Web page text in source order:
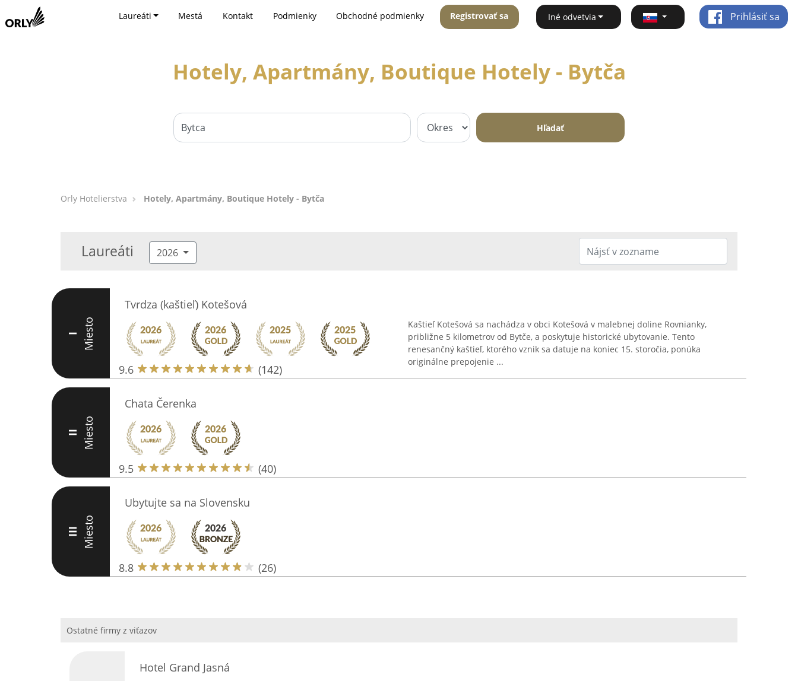
Laureáti Mestá Kontakt Podmienky Obchodné podmienky Registrovať sa Iné odvetvia Prihlásiť sa
Hotely, Apartmány, Boutique Hotely - Bytča
Hľadať
Orly Hotelierstva Hotely, Apartmány, Boutique Hotely - Bytča
Laureáti 2026
I Miesto
Tvrdza (kaštieľ) Kotešová
9.6 (142)
Kaštieľ Kotešová sa nachádza v obci Kotešová v malebnej doline Rovnianky,
približne 5 kilometrov od Bytče, a poskytuje historické ubytovanie. Tento
renesančný kaštieľ, ktorého vznik sa datuje na koniec 15. storočia, ponúka
originálne prepojenie ...
II Miesto
Chata Čerenka
9.5 (40)
III Miesto
Ubytujte sa na Slovensku
8.8 (26)
Ostatné firmy z viťazov
Hotel Grand Jasná